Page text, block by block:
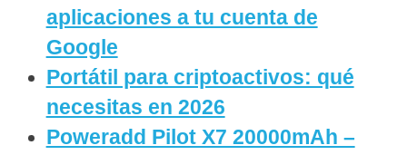
aplicaciones a tu cuenta de
Google
Portátil para criptoactivos: qué
necesitas en 2026
Poweradd Pilot X7 20000mAh –